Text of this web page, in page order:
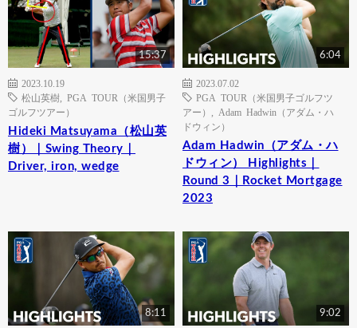
15:37
2023.10.19
松山英樹
PGA TOUR（米国男子
ゴルフツアー）
Hideki Matsuyama（松山英
樹）｜Swing Theory｜
Driver, iron, wedge
6:04
2023.07.02
PGA TOUR（米国男子ゴルフツ
アー）
Adam Hadwin（アダム・ハ
ドウィン）
Adam Hadwin（アダム・ハ
ドウィン） Highlights｜
Round 3｜Rocket Mortgage
2023
8:11 9:02